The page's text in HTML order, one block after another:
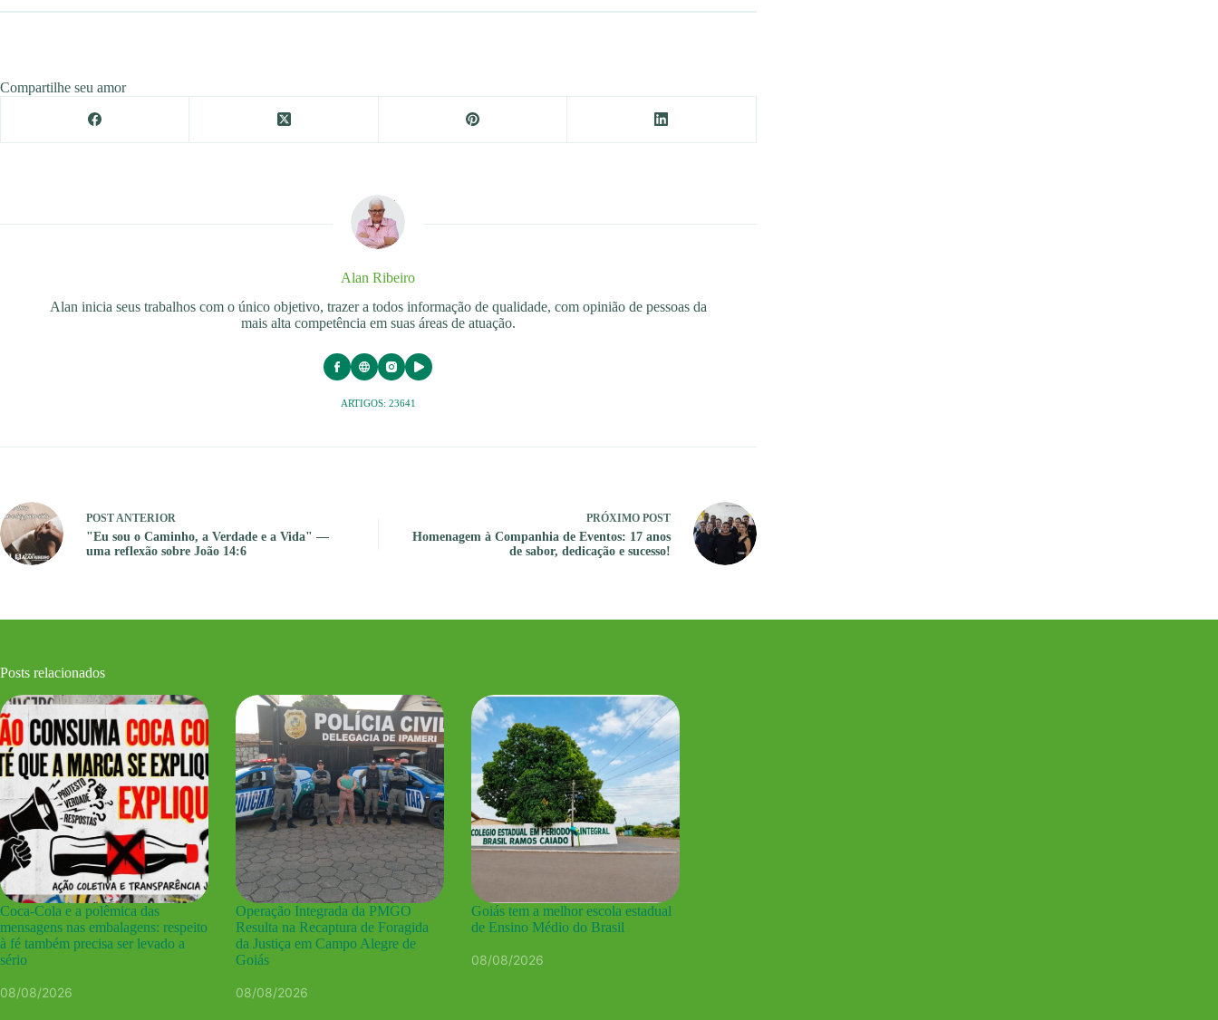
Compartilhe seu amor
Alan Ribeiro
Alan inicia seus trabalhos com o único objetivo, trazer a todos informação de qualidade, com opinião de pessoas da
mais alta competência em suas áreas de atuação.
ARTIGOS: 23641
POSTANTERIOR
"Eu sou o Caminho, a Verdade e a Vida" —
uma reflexão sobre João 14:6
PRÓXIMO POST
Homenagem à Companhia de Eventos: 17 anos
de sabor, dedicação e sucesso!
Posts relacionados
Coca-Cola e a polêmica das
mensagens nas embalagens: respeito
à fé também precisa ser levado a
sério
08/08/2026
Operação Integrada da PMGO
Resulta na Recaptura de Foragida
da Justiça em Campo Alegre de
Goiás
08/08/2026
Goiás tem a melhor escola estadual
de Ensino Médio do Brasil
08/08/2026